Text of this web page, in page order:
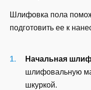
Шлифовка пола
подготовить ее к
Начальная
шлифовальную
шкуркой.